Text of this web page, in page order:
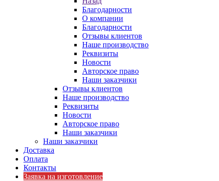
Благодарности
О компании
Благодарности
Отзывы клиентов
Наше производство
Реквизиты
Новости
Авторское право
Наши заказчики
Отзывы клиентов
Наше производство
Реквизиты
Новости
Авторское право
Наши заказчики
Наши заказчики
Доставка
Оплата
Контакты
Заявка на изготовление